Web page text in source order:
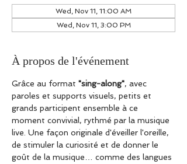
Wed, Nov 11, 11:00 AM
Wed, Nov 11, 3:00 PM
À propos de l'événement
Grâce au format "sing-along", avec
paroles et supports visuels, petits et
grands participent ensemble à ce
moment convivial, rythmé par la musique
live. Une façon originale d'éveiller l'oreille,
de stimuler la curiosité et de donner le
goût de la musique… comme des langues